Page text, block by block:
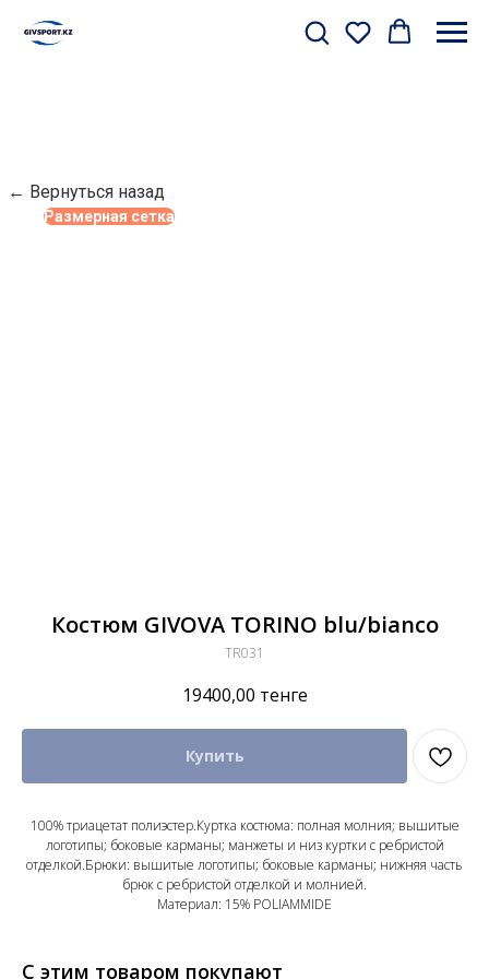
← Вернуться назад
Размерная сетка
Костюм GIVOVA TORINO blu/bianco
TR031
19400,00 тенге
Купить
100% триацетат полиэстер.Куртка костюма: полная молния; вышитые
логотипы; боковые карманы; манжеты и низ куртки с ребристой
отделкой.Брюки: вышитые логотипы; боковые карманы; нижняя часть
брюк с ребристой отделкой и молнией.
Материал: 15% POLIAMMIDE
С этим товаром покупают